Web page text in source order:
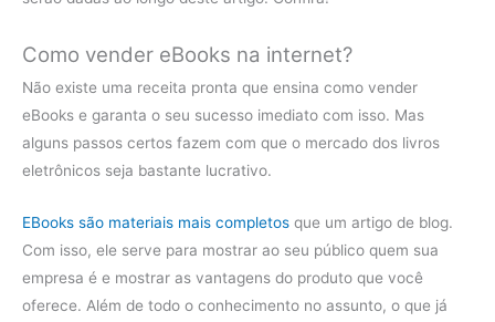
Como vender eBooks na internet?
Não existe uma receita pronta que ensina como vender
eBooks e garanta o seu sucesso imediato com isso. Mas
alguns passos certos fazem com que o mercado dos livros
eletrônicos seja bastante lucrativo.
EBooks são materiais mais completos que um artigo de blog.
Com isso, ele serve para mostrar ao seu público quem sua
empresa é e mostrar as vantagens do produto que você
oferece. Além de todo o conhecimento no assunto, o que já